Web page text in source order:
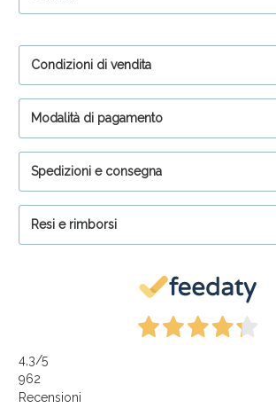
Condizioni di vendita
Modalità di pagamento
Spedizioni e consegna
Resi e rimborsi
4,3/5
962
Recensioni